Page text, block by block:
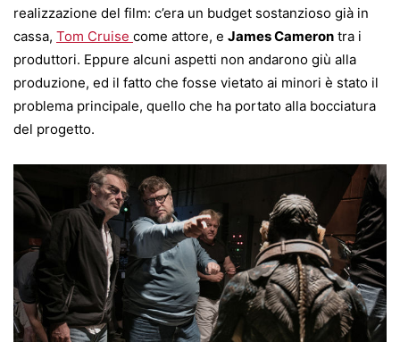
realizzazione del film: c’era un budget sostanzioso già in
cassa, Tom Cruise come attore, e James Cameron tra i
produttori. Eppure alcuni aspetti non andarono giù alla
produzione, ed il fatto che fosse vietato ai minori è stato il
problema principale, quello che ha portato alla bocciatura
del progetto.